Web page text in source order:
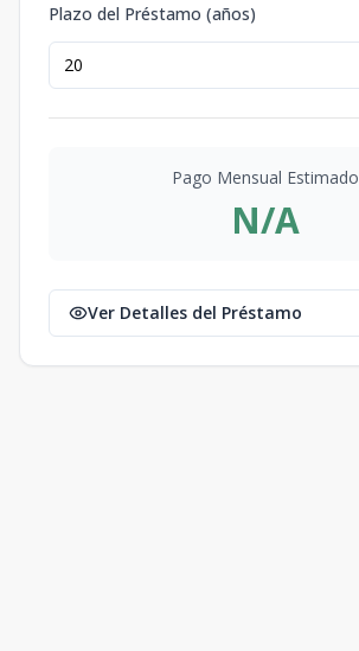
Plazo del Préstamo (años)
Pago Mensual Estimado
N/A
Ver Detalles del Préstamo